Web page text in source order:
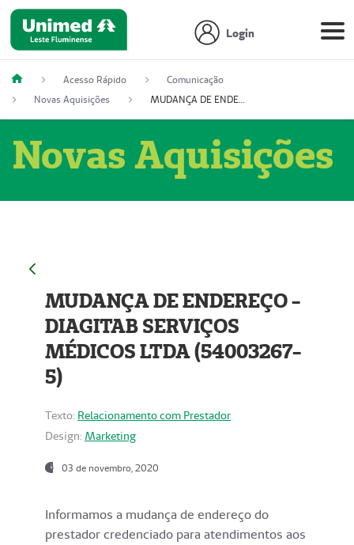
Login
Acesso Rápido
Comunicação
Novas Aquisições
MUDANÇA DE ENDEREÇO - DIAGITAB SERVIÇOS MÉDICOS LTDA (54003267-5)
Novas Aquisições
MUDANÇA DE ENDEREÇO -
DIAGITAB SERVIÇOS
MÉDICOS LTDA (54003267-
5)
Texto: Relacionamento com Prestador
Design: Marketing
03 de novembro, 2020
Informamos a mudança de endereço do
prestador credenciado para atendimentos aos